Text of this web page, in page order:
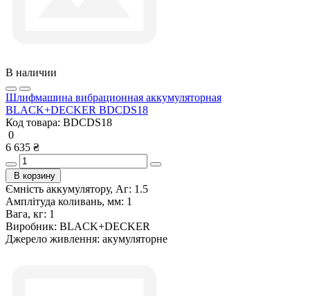
В наличии
Шлифмашина вибрационная аккумуляторная
BLACK+DECKER BDCDS18
Код товара: BDCDS18
0
6 635 ₴
В корзину
Ємність аккумулятору, Аг: 1.5
Амплітуда коливань, мм: 1
Вага, кг: 1
Виробник: BLACK+DECKER
Джерело живлення: акумуляторне